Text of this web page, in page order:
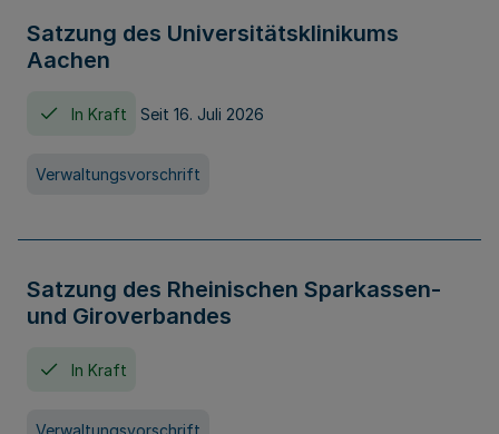
Satzung des Universitätsklinikums
Aachen
In Kraft Seit 16. Juli 2026
Verwaltungsvorschrift
Satzung des Rheinischen Sparkassen-
und Giroverbandes
In Kraft
Verwaltungsvorschrift